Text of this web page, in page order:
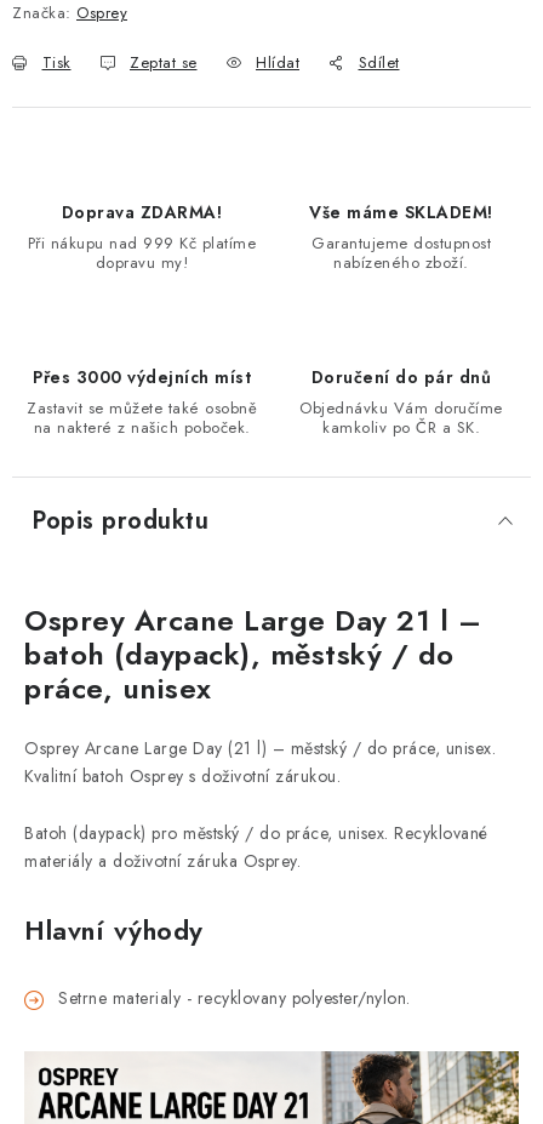
Značka: Osprey
Tisk Zeptat se Hlídat Sdílet
Doprava ZDARMA!
Při nákupu nad 999 Kč platíme
dopravu my!
Vše máme SKLADEM!
Garantujeme dostupnost
nabízeného zboží.
Přes 3000 výdejních míst
Zastavit se můžete také osobně
na nakteré z našich poboček.
Doručení do pár dnů
Objednávku Vám doručíme
kamkoliv po ČR a SK.
Popis produktu
Osprey Arcane Large Day 21 l –
batoh (daypack), městský / do
práce, unisex
Osprey Arcane Large Day (21 l) – městský / do práce, unisex.
Kvalitní batoh Osprey s doživotní zárukou.
Batoh (daypack) pro městský / do práce, unisex. Recyklované
materiály a doživotní záruka Osprey.
Hlavní výhody
Setrne materialy - recyklovany polyester/nylon.